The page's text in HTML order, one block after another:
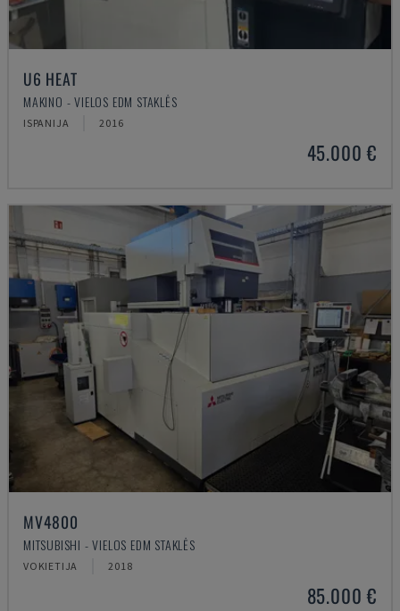
U6 HEAT
MAKINO - VIELOS EDM STAKLĖS
ISPANIJA 2016
45.000 €
MV4800
MITSUBISHI - VIELOS EDM STAKLĖS
VOKIETIJA 2018
85.000 €